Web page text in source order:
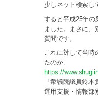
少しネット検索し
すると平成25年の
ました。まさに、
質問です。
これに対して当時
たのか。
https://
「衆議院議員鈴
運用支援・情報部